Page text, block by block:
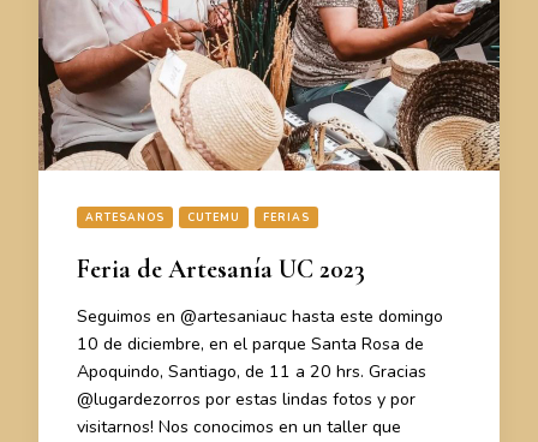
ARTESANOS CUTEMU FERIAS
Feria de Artesanía UC 2023
Seguimos en @artesaniauc hasta este domingo
10 de diciembre, en el parque Santa Rosa de
Apoquindo, Santiago, de 11 a 20 hrs. Gracias
@lugardezorros por estas lindas fotos y por
visitarnos! Nos conocimos en un taller que